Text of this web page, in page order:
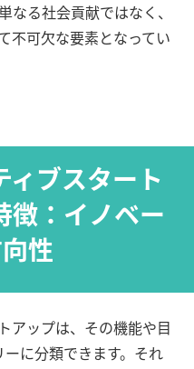
なる社会貢献ではなく、
不可欠な要素となってい
ィブスタート
徴：イノベー
性
アップは、その機能や目
に分類できます。それ